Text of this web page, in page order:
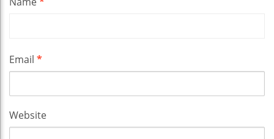
Email *
Website